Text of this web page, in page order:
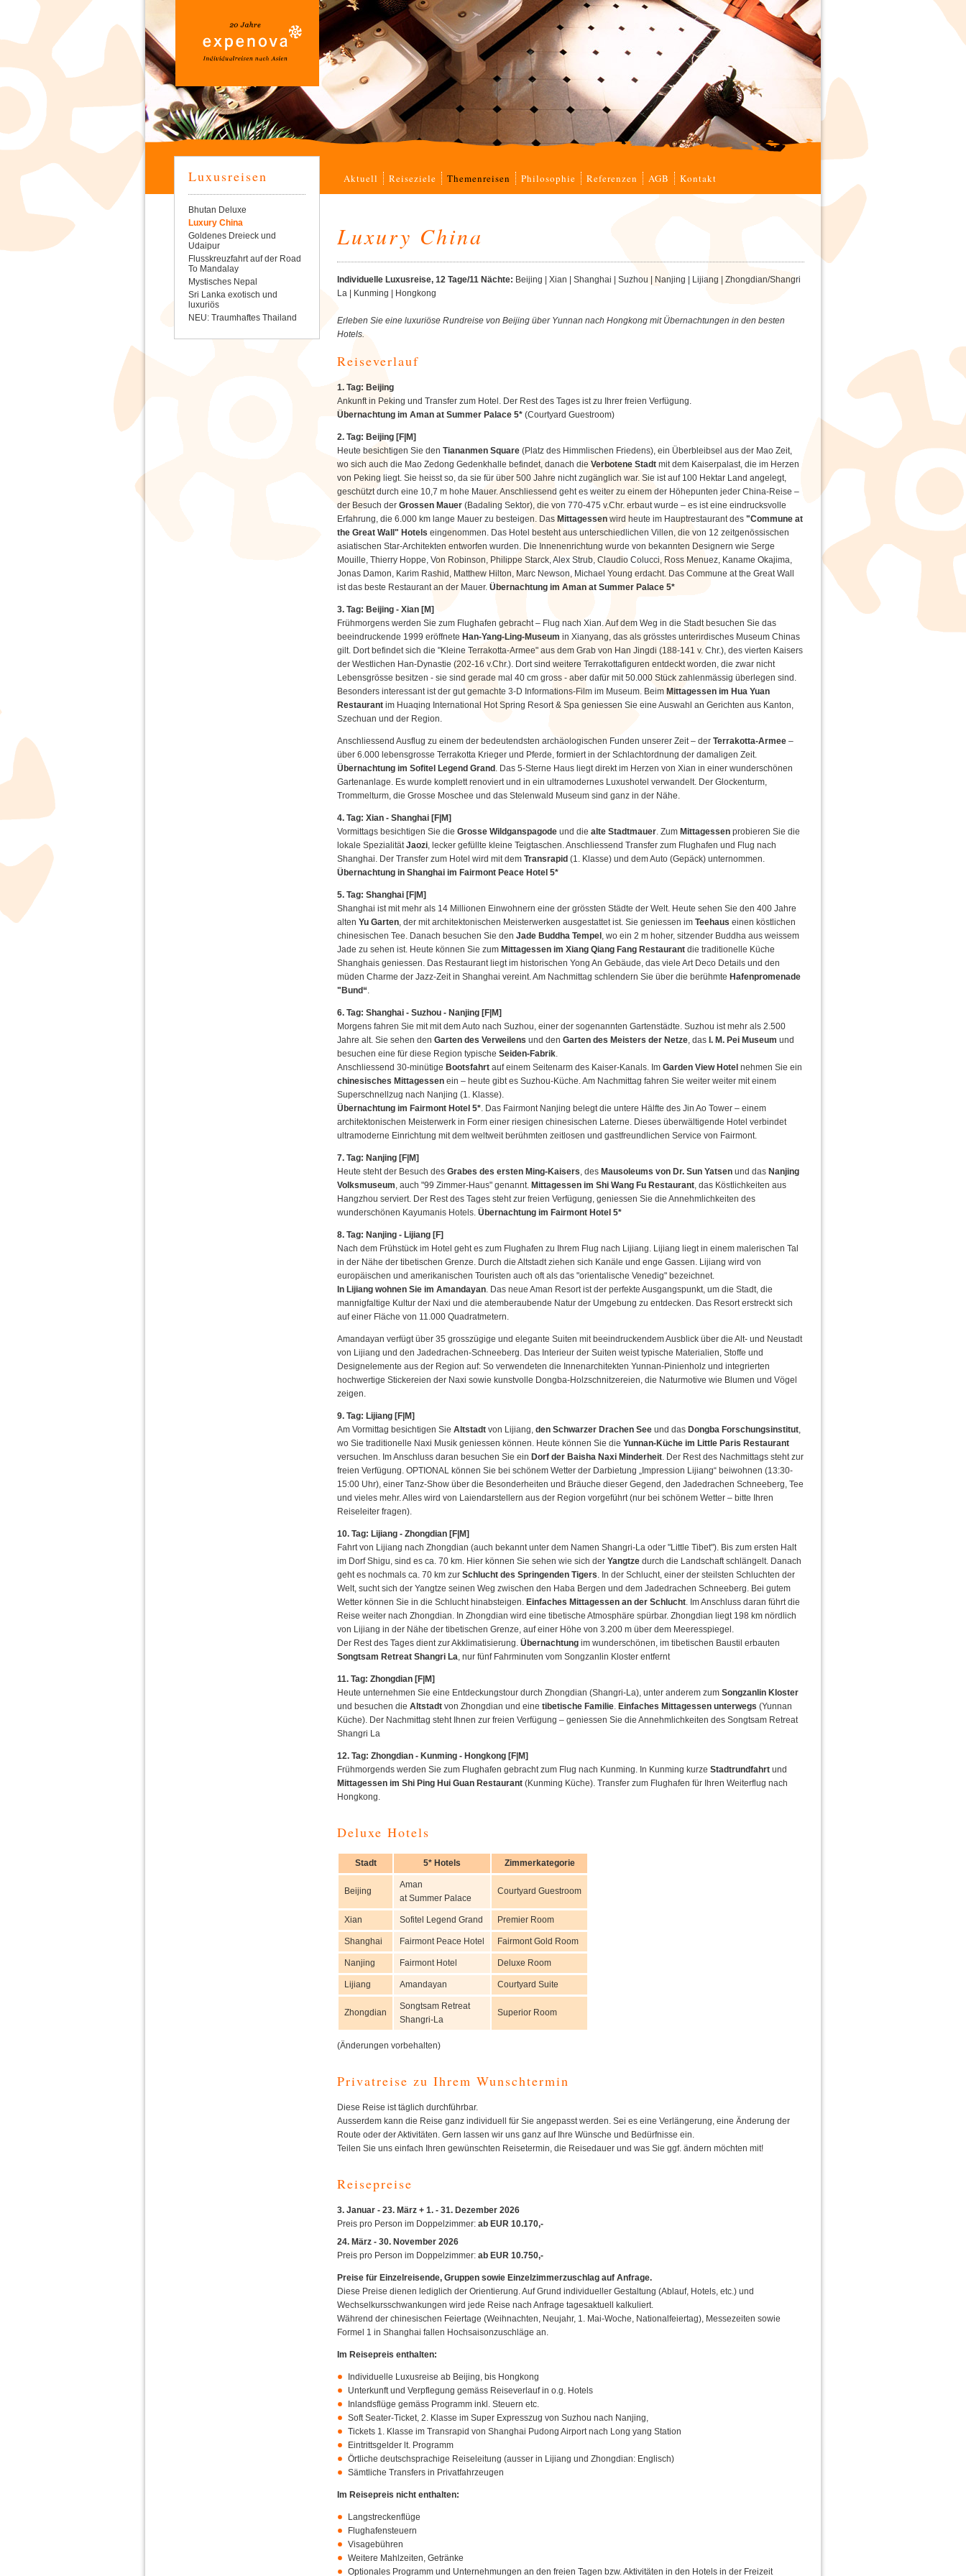
Navigation
Aktuell Reiseziele Themenreisen Philosophie Referenzen AGB Kontakt
Luxury China
Individuelle Luxusreise, 12 Tage/11 Nächte: Beijing | Xian | Shanghai | Suzhou | Nanjing | Lijiang | Zhongdian/Shangri
La | Kunming | Hongkong
Erleben Sie eine luxuriöse Rundreise von Beijing über Yunnan nach Hongkong mit Übernachtungen in den besten
Hotels.
Reiseverlauf
1. Tag: Beijing ­
Ankunft in Peking und Transfer zum Hotel. Der Rest des Tages ist zu Ihrer freien Verfügung.
Übernachtung im Aman at Summer Palace 5* (Courtyard Guestroom)
2. Tag: Beijing [F|M]
Heute besichtigen Sie den Tiananmen Square (Platz des Himmlischen Friedens), ein Überbleibsel aus der Mao Zeit,
wo sich auch die Mao Zedong Gedenkhalle befindet, danach die Verbotene Stadt mit dem Kaiserpalast, die im Herzen
von Peking liegt. Sie heisst so, da sie für über 500 Jahre nicht zugänglich war. Sie ist auf 100 Hektar Land angelegt,
geschützt durch eine 10,7 m hohe Mauer. Anschliessend geht es weiter zu einem der Höhepunten jeder China-Reise –
der Besuch der Grossen Mauer (Badaling Sektor), die von 770-475 v.Chr. erbaut wurde – es ist eine eindrucksvolle
Erfahrung, die 6.000 km lange Mauer zu besteigen. Das Mittagessen wird heute im Hauptrestaurant des "Commune at
the Great Wall" Hotels eingenommen. Das Hotel besteht aus unterschiedlichen Villen, die von 12 zeitgenössischen
asiatischen Star-Architekten entworfen wurden. Die Innenenrichtung wurde von bekannten Designern wie Serge
Mouille, Thierry Hoppe, Von Robinson, Philippe Starck, Alex Strub, Claudio Colucci, Ross Menuez, Kaname Okajima,
Jonas Damon, Karim Rashid, Matthew Hilton, Marc Newson, Michael Young erdacht. Das Commune at the Great Wall
ist das beste Restaurant an der Mauer. Übernachtung im Aman at Summer Palace 5*
3. Tag: Beijing - Xian [M]
Frühmorgens werden Sie zum Flughafen gebracht – Flug nach Xian. Auf dem Weg in die Stadt besuchen Sie das
beeindruckende 1999 eröffnete Han-Yang-Ling-Museum in Xianyang, das als grösstes unterirdisches Museum Chinas
gilt. Dort befindet sich die "Kleine Terrakotta-Armee" aus dem Grab von Han Jingdi (188-141 v. Chr.), des vierten Kaisers
der Westlichen Han-Dynastie (202-16 v.Chr.). Dort sind weitere Terrakottafiguren entdeckt worden, die zwar nicht
Lebensgrösse besitzen - sie sind gerade mal 40 cm gross - aber dafür mit 50.000 Stück zahlenmässig überlegen sind.
Besonders interessant ist der gut gemachte 3-D Informations-Film im Museum. Beim Mittagessen im Hua Yuan
Restaurant im Huaqing International Hot Spring Resort & Spa geniessen Sie eine Auswahl an Gerichten aus Kanton,
Szechuan und der Region.
Anschliessend Ausflug zu einem der bedeutendsten archäologischen Funden unserer Zeit – der Terrakotta-Armee –
über 6.000 lebensgrosse Terrakotta Krieger und Pferde, formiert in der Schlachtordnung der damaligen Zeit.
Übernachtung im Sofitel Legend Grand . Das 5-Sterne Haus liegt direkt im Herzen von Xian in einer wunderschönen
Gartenanlage. Es wurde komplett renoviert und in ein ultramodernes Luxushotel verwandelt. Der Glockenturm,
Trommelturm, die Grosse Moschee und das Stelenwald Museum sind ganz in der Nähe.
4. Tag: Xian - Shanghai [F|M]
Vormittags besichtigen Sie die Grosse Wildganspagode und die alte Stadtmauer. Zum Mittagessen probieren Sie die
lokale SpezialitätJaozi, lecker gefüllte kleine Teigtaschen. Anschliessend Transfer zum Flughafen und Flug nach
Shanghai. Der Transfer zum Hotel wird mit dem Transrapid (1. Klasse) und dem Auto (Gepäck) unternommen.
Übernachtung in Shanghai im Fairmont Peace Hotel 5*
5. Tag: Shanghai [F|M]
Shanghai ist mit mehr als 14 Millionen Einwohnern eine der grössten Städte der Welt. Heute sehen Sie den 400 Jahre
alten Yu Garten, der mit architektonischen Meisterwerken ausgestattet ist. Sie geniessen im Teehaus einen köstlichen
chinesischen Tee. Danach besuchen Sie den Jade Buddha Tempel , wo ein 2 m hoher, sitzender Buddha aus weissem
Jade zu sehen ist. Heute können Sie zum Mittagessen im Xiang Qiang Fang Restaurant die traditionelle Küche
Shanghais geniessen. Das Restaurant liegt im historischen Yong An Gebäude, das viele Art Deco Details und den
müden Charme der Jazz-Zeit in Shanghai vereint. Am Nachmittag schlendern Sie über die berühmte Hafenpromenade
"Bund“.
6. Tag: Shanghai - Suzhou - Nanjing [F|M]
Morgens fahren Sie mit mit dem Auto nach Suzhou, einer der sogenannten Gartenstädte. Suzhou ist mehr als 2.500
Jahre alt. Sie sehen den Garten des Verweilens und den Garten des Meisters der Netze, das I. M. Pei Museum und
besuchen eine für diese Region typische Seiden-Fabrik.
Anschliessend 30-minütige Bootsfahrt auf einem Seitenarm des Kaiser-Kanals. Im Garden View Hotel nehmen Sie ein
chinesisches Mittagessen ein – heute gibt es Suzhou-Küche. Am Nachmittag fahren Sie weiter weiter mit einem
Superschnellzug nach Nanjing (1. Klasse).
Übernachtung im Fairmont Hotel 5*. Das Fairmont Nanjing belegt die untere Hälfte des Jin Ao Tower – einem
architektonischen Meisterwerk in Form einer riesigen chinesischen Laterne. Dieses überwältigende Hotel verbindet
ultramoderne Einrichtung mit dem weltweit berühmten zeitlosen und gastfreundlichen Service von Fairmont.
7. Tag: Nanjing [F|M]
Heute steht der Besuch des Grabes des ersten Ming-Kaisers, des Mausoleums von Dr. Sun Yatsen und das Nanjing
Volksmuseum, auch "99 Zimmer-Haus" genannt. Mittagessen im Shi Wang Fu Restaurant, das Köstlichkeiten aus
Hangzhou serviert. Der Rest des Tages steht zur freien Verfügung, geniessen Sie die Annehmlichkeiten des
wunderschönen Kayumanis Hotels. Übernachtung im Fairmont Hotel 5*
8. Tag: Nanjing - Lijiang [F]
Nach dem Frühstück im Hotel geht es zum Flughafen zu Ihrem Flug nach Lijiang. Lijiang liegt in einem malerischen Tal
in der Nähe der tibetischen Grenze. Durch die Altstadt ziehen sich Kanäle und enge Gassen. Lijiang wird von
europäischen und amerikanischen Touristen auch oft als das "orientalische Venedig" bezeichnet.
In Lijiang wohnen Sie im Amandayan. Das neue Aman Resort ist der perfekte Ausgangspunkt, um die Stadt, die
mannigfaltige Kultur der Naxi und die atemberaubende Natur der Umgebung zu entdecken. Das Resort erstreckt sich
auf einer Fläche von 11.000 Quadratmetern.
Amandayan verfügt über 35 grosszügige und elegante Suiten mit beeindruckendem Ausblick über die Alt- und Neustadt
von Lijiang und den Jadedrachen-Schneeberg. Das Interieur der Suiten weist typische Materialien, Stoffe und
Designelemente aus der Region auf: So verwendeten die Innenarchitekten Yunnan-Pinienholz und integrierten
hochwertige Stickereien der Naxi sowie kunstvolle Dongba-Holzschnitzereien, die Naturmotive wie Blumen und Vögel
zeigen.
9. Tag: Lijiang [F|M]
Am Vormittag besichtigen Sie Altstadt von Lijiang, den Schwarzer Drachen See und das Dongba Forschungsinstitut,
wo Sie traditionelle Naxi Musik geniessen können. Heute können Sie die Yunnan-Küche im Little Paris Restaurant
versuchen. Im Anschluss daran besuchen Sie ein Dorf der Baisha Naxi Minderheit. Der Rest des Nachmittags steht zur
freien Verfügung. OPTIONAL können Sie bei schönem Wetter der Darbietung „Impression Lijiang“ beiwohnen (13:30-
15:00 Uhr), einer Tanz-Show über die Besonderheiten und Bräuche dieser Gegend, den Jadedrachen Schneeberg, Tee
und vieles mehr. Alles wird von Laiendarstellern aus der Region vorgeführt (nur bei schönem Wetter – bitte Ihren
Reiseleiter fragen).
10. Tag: Lijiang - Zhongdian [F|M]
Fahrt von Lijiang nach Zhongdian (auch bekannt unter dem Namen Shangri-La oder "Little Tibet"). Bis zum ersten Halt
im Dorf Shigu, sind es ca. 70 km. Hier können Sie sehen wie sich der Yangtze durch die Landschaft schlängelt. Danach
geht es nochmals ca. 70 km zur Schlucht des Springenden Tigers. In der Schlucht, einer der steilsten Schluchten der
Welt, sucht sich der Yangtze seinen Weg zwischen den Haba Bergen und dem Jadedrachen Schneeberg. Bei gutem
Wetter können Sie in die Schlucht hinabsteigen. Einfaches Mittagessen an der Schlucht. Im Anschluss daran führt die
Reise weiter nach Zhongdian. In Zhongdian wird eine tibetische Atmosphäre spürbar. Zhongdian liegt 198 km nördlich
von Lijiang in der Nähe der tibetischen Grenze, auf einer Höhe von 3.200 m über dem Meeresspiegel.
Der Rest des Tages dient zur Akklimatisierung. Übernachtung im wunderschönen, im tibetischen Baustil erbauten
Songtsam Retreat Shangri La, nur fünf Fahrminuten vom Songzanlin Kloster entfernt
11. Tag: Zhongdian [F|M]
Heute unternehmen Sie eine Entdeckungstour durch Zhongdian (Shangri-La), unter anderem zum Songzanlin Kloster
und besuchen die Altstadt von Zhongdian und eine tibetische Familie. Einfaches Mittagessen unterwegs (Yunnan
Küche). Der Nachmittag steht Ihnen zur freien Verfügung – geniessen Sie die Annehmlichkeiten des Songtsam Retreat
Shangri La
12. Tag: Zhongdian - Kunming - Hongkong [F|M]
Frühmorgends werden Sie zum Flughafen gebracht zum Flug nach Kunming. In Kunming kurze Stadtrundfahrt und
Mittagessen im Shi Ping Hui Guan Restaurant (Kunming Küche). Transfer zum Flughafen für Ihren Weiterflug nach
Hongkong.
Deluxe Hotels
Stadt 5* Hotels Zimmerkategorie
Beijing
Aman
at Summer Palace
Courtyard Guestroom
Xian Sofitel Legend Grand Premier Room
Shanghai Fairmont Peace Hotel Fairmont Gold Room
Nanjing Fairmont Hotel Deluxe Room
Lijiang Amandayan Courtyard Suite
Zhongdian
Songtsam Retreat
Shangri-La
Superior Room
(Änderungen vorbehalten)
Privatreise zu Ihrem Wunschtermin
Diese Reise ist täglich durchführbar.
Ausserdem kann die Reise ganz individuell für Sie angepasst werden. Sei es eine Verlängerung, eine Änderung der
Route oder der Aktivitäten. Gern lassen wir uns ganz auf Ihre Wünsche und Bedürfnisse ein.
Teilen Sie uns einfach Ihren gewünschten Reisetermin, die Reisedauer und was Sie ggf. ändern möchten mit!
Reisepreise
3. Januar - 23. März + 1. - 31. Dezember 2026
Preis pro Person im Doppelzimmer: ab EUR 10.170,-
24. März - 30. November 2026
Preis pro Person im Doppelzimmer: ab EUR 10.750,-
Preise für Einzelreisende, Gruppen sowie Einzelzimmerzuschlag auf Anfrage.
Diese Preise dienen lediglich der Orientierung. Auf Grund individueller Gestaltung (Ablauf, Hotels, etc.) und
Wechselkursschwankungen wird jede Reise nach Anfrage tagesaktuell kalkuliert.
Während der chinesischen Feiertage (Weihnachten, Neujahr, 1. Mai-Woche, Nationalfeiertag), Messezeiten sowie
Formel 1 in Shanghai fallen Hochsaisonzuschläge an.
Im Reisepreis enthalten:
Individuelle Luxusreise ab Beijing, bis Hongkong
Unterkunft und Verpflegung gemäss Reiseverlauf in o.g. Hotels
Inlandsflüge gemäss Programm inkl. Steuern etc.
Soft Seater-Ticket, 2. Klasse im Super Expresszug von Suzhou nach Nanjing,
Tickets 1. Klasse im Transrapid von Shanghai Pudong Airport nach Long yang Station
Eintrittsgelder lt. Programm
Örtliche deutschsprachige Reiseleitung (ausser in Lijiang und Zhongdian: Englisch)
Sämtliche Transfers in Privatfahrzeugen
Im Reisepreis nicht enthalten:
Langstreckenflüge
Flughafensteuern
Visagebühren
Weitere Mahlzeiten, Getränke
Optionales Programm und Unternehmungen an den freien Tagen bzw. Aktivitäten in den Hotels in der Freizeit
Luxusreisen
Navigation
überspringen
Bhutan Deluxe
Luxury China
Goldenes Dreieck und
Udaipur
Flusskreuzfahrt auf der Road
To Mandalay
Mystisches Nepal
Sri Lanka exotisch und
luxuriös
NEU: Traumhaftes Thailand